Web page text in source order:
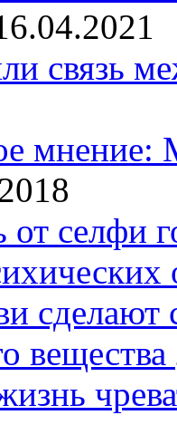
связь
от селфи
вещества